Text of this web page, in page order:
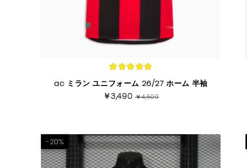
ac ミラン ユニフォーム 26/27 ホーム 半袖
￥3,490￥4,500
-20%